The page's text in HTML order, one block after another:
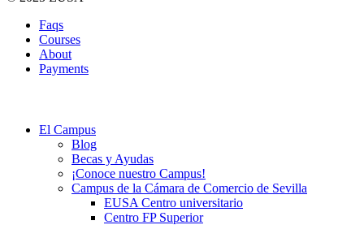
Faqs
Courses
About
Payments
El Campus
Blog
Becas y Ayudas
¡Conoce nuestro Campus!
Campus de la Cámara de Comercio de Sevilla
EUSA Centro universitario
Centro FP Superior